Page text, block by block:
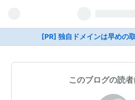
[PR] 独自ドメインは早めの
このブログの読